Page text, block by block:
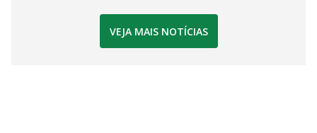
VEJA MAIS NOTÍCIAS